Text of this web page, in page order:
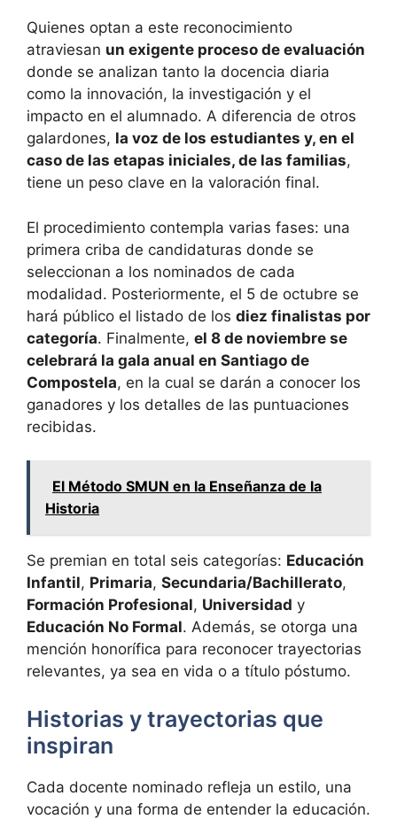
Quienes optan a este reconocimiento
atraviesan un exigente proceso de evaluación
donde se analizan tanto la docencia diaria
como la innovación, la investigación y el
impacto en el alumnado. A diferencia de otros
galardones, la voz de los estudiantes y, en el
caso de las etapas iniciales, de las familias,
tiene un peso clave en la valoración final.
El procedimiento contempla varias fases: una
primera criba de candidaturas donde se
seleccionan a los nominados de cada
modalidad. Posteriormente, el 5 de octubre se
hará público el listado de los diez finalistas por
categoría. Finalmente, el 8 de noviembre se
celebrará la gala anual en Santiago de
Compostela, en la cual se darán a conocer los
ganadores y los detalles de las puntuaciones
recibidas.
El Método SMUN en la Enseñanza de la
Historia
Se premian en total seis categorías: Educación
Infantil, Primaria, Secundaria/Bachillerato,
Formación Profesional, Universidad y
Educación No Formal. Además, se otorga una
mención honorífica para reconocer trayectorias
relevantes, ya sea en vida o a título póstumo.
Historias y trayectorias que
inspiran
Cada docente nominado refleja un estilo, una
vocación y una forma de entender la educación.